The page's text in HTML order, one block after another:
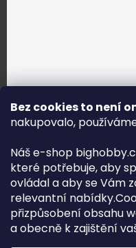
Bez cookies to není
nakupovalo,
Náš e-shop
které potřebuje, aby
ovládal a aby se Vám
relevantní
přizpůsobení obsahu
a obecně k zajištění
Jak
Najít